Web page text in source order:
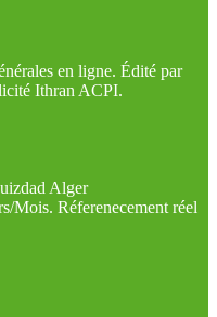
en ligne. Édité par
Ithran ACPI.
Alger
Mois. Réferenecement réel